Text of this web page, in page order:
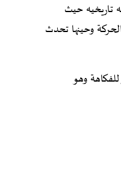
تاريخيه حيث
وحينها تحدث
وهو